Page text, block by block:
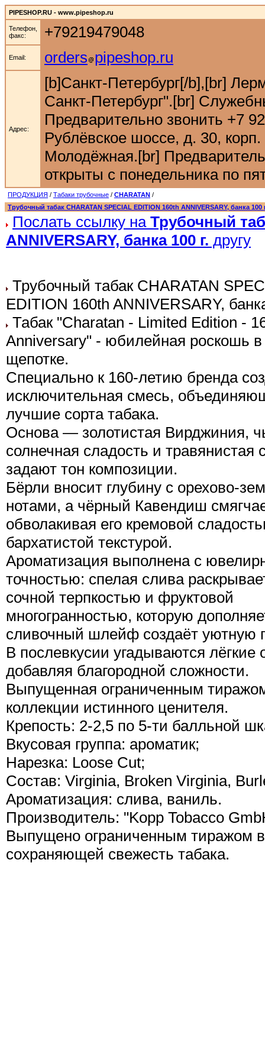
PIPESHOP.RU - www.pipeshop.ru
Телефон,
факс:
+79219479048
Email: orders pipeshop.ru
Адрес:
[b]Санкт-Петербург[/b],[br]
Санкт-Петербург".[br]
Предварительно звонить +7
Рублёвское шоссе, д. 30,
Молодёжная.[br]
открыты с понедельника по
ПРОДУКЦИЯ / Табаки трубочные / CHARATAN /
Трубочный табак CHARATAN SPECIAL EDITION 160th ANNIVERSARY, банка 100
Послать ссылку на Трубочный
ANNIVERSARY, банка 100 г. другу
Трубочный табак CHARATAN
EDITION 160th ANNIVERSARY,
Табак "Charatan - Limited Edition -
Anniversary" - юбилейная роскошь
щепотке.
Специально к 160-летию бренда
исключительная смесь,
лучшие сорта табака.
Основа — золотистая Вирджиния,
солнечная сладость и травянистая
задают тон композиции.
Бёрли вносит глубину с орехово-
нотами, а чёрный Кавендиш
обволакивая его кремовой
бархатистой текстурой.
Ароматизация выполнена с
точностью: спелая слива
сочной терпкостью и фруктовой
многогранностью, которую
сливочный шлейф создаёт уютную
В послевкусии угадываются лёгкие
добавляя благородной сложности.
Выпущенная ограниченным
коллекции истинного ценителя.
Крепость: 2-2,5 по 5-ти балльной
Вкусовая группа: ароматик;
Нарезка: Loose Cut;
Состав: Virginia, Broken Virginia,
Ароматизация: слива, ваниль.
Производитель: "Kopp Tobacco
Выпущено ограниченным тиражом
сохраняющей свежесть табака.